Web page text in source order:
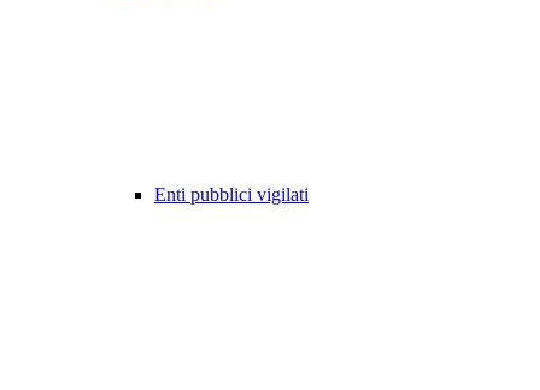
Enti pubblici vigilati